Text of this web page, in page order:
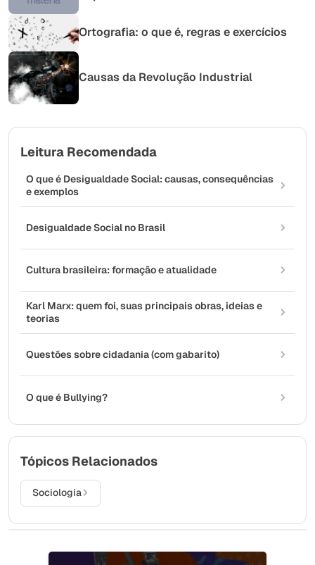
Ortografia: o que é, regras e exercícios
Causas da Revolução Industrial
Leitura Recomendada
O que é Desigualdade Social: causas, consequências
e exemplos
Desigualdade Social no Brasil
Cultura brasileira: formação e atualidade
Karl Marx: quem foi, suas principais obras, ideias e
teorias
Questões sobre cidadania (com gabarito)
O que é Bullying?
Tópicos Relacionados
Sociologia